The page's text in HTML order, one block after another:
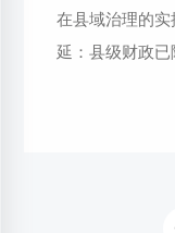
在县域治理的
延：县级财政